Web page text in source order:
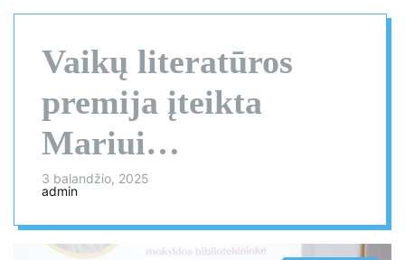
Vaikų literatūros
premija įteikta
Mariui
Marcinkevičiui ir
bibliotekininkei
3 balandžio, 2025
admin